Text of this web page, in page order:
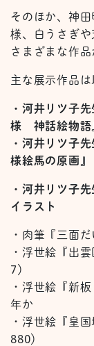
そのほか、神
様、白うさぎや
さまざまな作品
主な展示作品は
・河井リツ子
様 神話絵物語
・河井リツ子
様絵馬の原画』
・河井リツ子
イラスト
・肉筆『三面
・浮世絵『出
7）
・浮世絵『新
年か
・浮世絵『皇
880）